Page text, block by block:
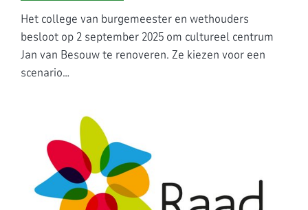
Het college van burgemeester en wethouders
besloot op 2 september 2025 om cultureel centrum
Jan van Besouw te renoveren. Ze kiezen voor een
scenario…